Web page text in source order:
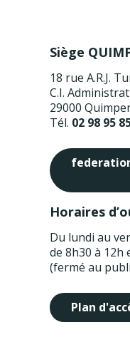
Siège
18 rue A.R.J.
C.I.
29000
Tél. 02 98 95
Horaires
Du lundi au
de 8h30 à 12h
(fermé au
Plan